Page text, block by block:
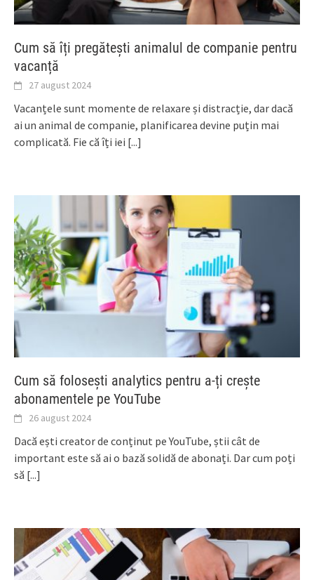
Cum să îți pregătești animalul de companie pentru
vacanță
27 august 2024
Vacanțele sunt momente de relaxare și distracție, dar dacă
ai un animal de companie, planificarea devine puțin mai
complicată. Fie că îți iei [...]
Cum să folosești analytics pentru a-ți crește
abonamentele pe YouTube
26 august 2024
Dacă ești creator de conținut pe YouTube, știi cât de
important este să ai o bază solidă de abonați. Dar cum poți
să [...]